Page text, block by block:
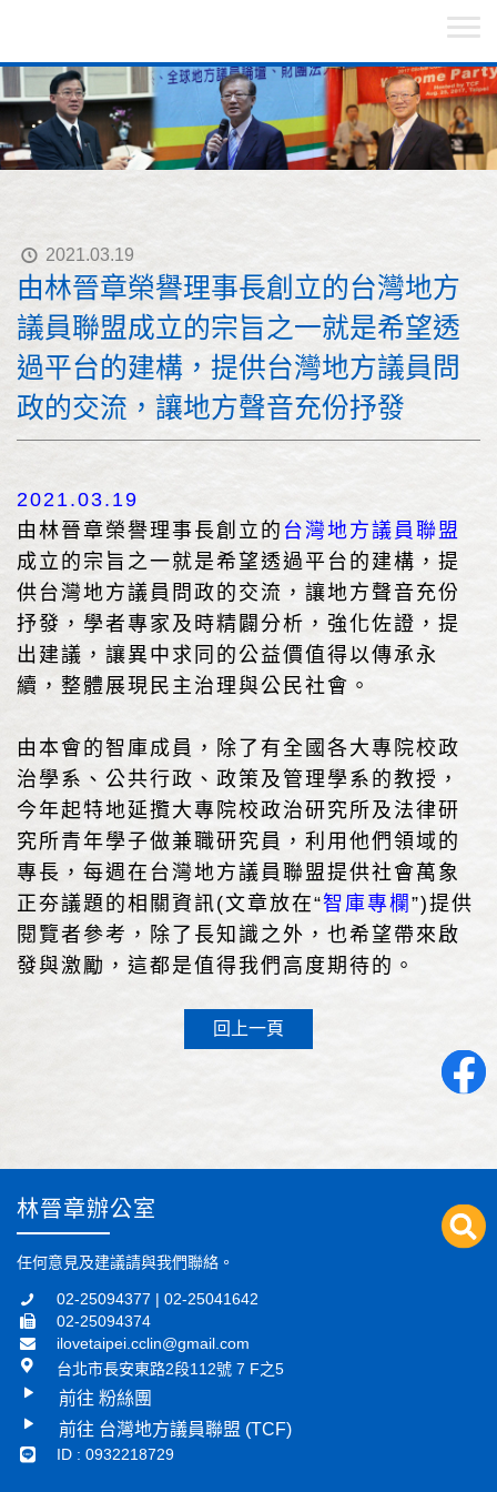
2021.03.19
由林晉章榮譽理事長創立的台灣地方
議員聯盟成立的宗旨之一就是希望透
過平台的建構，提供台灣地方議員問
政的交流，讓地方聲音充份抒發
2021.03.19
由林晉章榮譽理事長創立的 台灣地方議員聯盟
成立的宗旨之一就是希望透過平台的建構，提
供台灣地方議員問政的交流，讓地方聲音充份
抒發，學者專家及時精闢分析，強化佐證，提
出建議，讓異中求同的公益價值得以傳承永
續，整體展現民主治理與公民社會。
由本會的智庫成員，除了有全國各大專院校政
治學系、公共行政、政策及管理學系的教授，
今年起特地延攬大專院校政治研究所及法律研
究所青年學子做兼職研究員，利用他們領域的
專長，每週在台灣地方議員聯盟提供社會萬象
正夯議題的相關資訊(文章放在“智庫專欄 ”)提供
閱覽者參考，除了長知識之外，也希望帶來啟
發與激勵，這都是值得我們高度期待的。
回上一頁
林晉章辦公室
任何意見及建議請與我們聯絡。
02-25094377 | 02-25041642
02-25094374
ilovetaipei.cclin@gmail.com
台北市長安東路2段112號 7 F之5
前往 粉絲團
前往 台灣地方議員聯盟 (TCF)
ID : 0932218729